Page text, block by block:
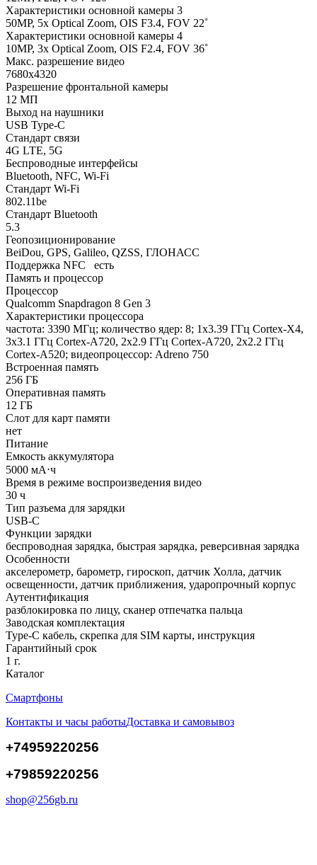
Характеристики основной камеры 3
50MP, 5x Optical Zoom, OIS F3.4, FOV 22˚
Характеристики основной камеры 4
10MP, 3x Optical Zoom, OIS F2.4, FOV 36˚
Макс. разрешение видео
7680x4320
Разрешение фронтальной камеры
12 МП
Выход на наушники
USB Type-C
Стандарт связи
4G LTE, 5G
Беспроводные интерфейсы
Bluetooth, NFC, Wi-Fi
Стандарт Wi-Fi
802.11be
Стандарт Bluetooth
5.3
Геопозиционирование
BeiDou, GPS, Galileo, QZSS, ГЛОНАСС
Поддержка NFC есть
Память и процессор
Процессор
Qualcomm Snapdragon 8 Gen 3
Характеристики процессора
частота: 3390 МГц; количество ядер: 8; 1x3.39 ГГц Cortex-X4,
3x3.1 ГГц Cortex-A720, 2x2.9 ГГц Cortex-A720, 2x2.2 ГГц
Cortex-A520; видеопроцессор: Adreno 750
Встроенная память
256 ГБ
Оперативная память
12 ГБ
Слот для карт памяти
нет
Питание
Емкость аккумулятора
5000 мА⋅ч
Время в режиме воспроизведения видео
30 ч
Тип разъема для зарядки
USB-C
Функции зарядки
беспроводная зарядка, быстрая зарядка, реверсивная зарядка
Особенности
акселерометр, барометр, гироскоп, датчик Холла, датчик
освещенности, датчик приближения, ударопрочный корпус
Аутентификация
разблокировка по лицу, сканер отпечатка пальца
Заводская комплектация
Type-C кабель, скрепка для SIM карты, инструкция
Гарантийный срок
1 г.
Каталог
Смартфоны
Контакты и часы работыДоставка и самовывоз
+74959220256
+79859220256
shop@256gb.ru